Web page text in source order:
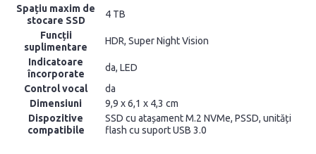
Spațiu maxim de
stocare SSD
4 TB
Funcții
suplimentare
HDR, Super Night Vision
Indicatoare
încorporate
da, LED
Control vocal
da
Dimensiuni
9,9 x 6,1 x 4,3 cm
Dispozitive
compatibile
SSD cu atașament M.2 NVMe, PSSD, unități
flash cu suport USB 3.0